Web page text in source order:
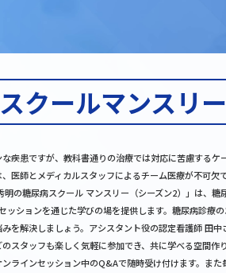
スクールマンスリー
疾患ですが、教科書通りの治療では対応に苦慮する
医師とメディカルスタッフによるチーム医療が不可欠で
明の糖尿病スクール マンスリー（シーズン2）」は、
ッションを通じた学びの場を提供します。糖尿病診療
を解決しましょう。アシスタント役の認定看護師 田
スタッフも楽しく気軽に参加でき、共に学べる空間作
ラインセッション中のQ&Aで随時受け付けます。ま